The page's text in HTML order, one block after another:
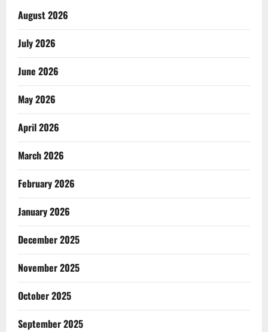
August 2026
July 2026
June 2026
May 2026
April 2026
March 2026
February 2026
January 2026
December 2025
November 2025
October 2025
September 2025